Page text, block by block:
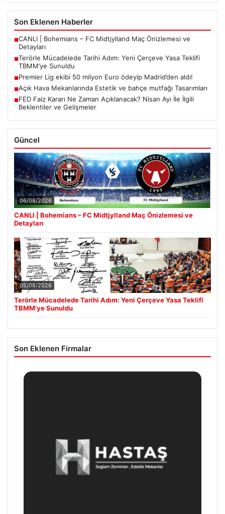
Son Eklenen Haberler
■CANLI | Bohemians – FC Midtjylland Maç Önizlemesi ve
Detayları
■Terörle Mücadelede Tarihi Adım: Yeni Çerçeve Yasa Teklifi
TBMM’ye Sunuldu
■Premier Lig ekibi 50 milyon Euro ödeyip Madrid’den aldı!
■Açık Hava Mekanlarında Estetik ve bahçe mutfağı Tasarımları
■FED Faiz Kararı Ne Zaman Açıklanacak? Nisan Ayı İle İlgili
Beklentiler ve Gelişmeler
Güncel
06/08/2026
CANLI | Bohemians – FC Midtjylland Maç Önizlemesi ve
Detayları
05/08/2026
Terörle Mücadelede Tarihi Adım: Yeni Çerçeve Yasa Teklifi
TBMM’ye Sunuldu
Son Eklenen Firmalar